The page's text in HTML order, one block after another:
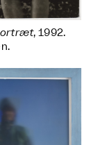
, 1992.